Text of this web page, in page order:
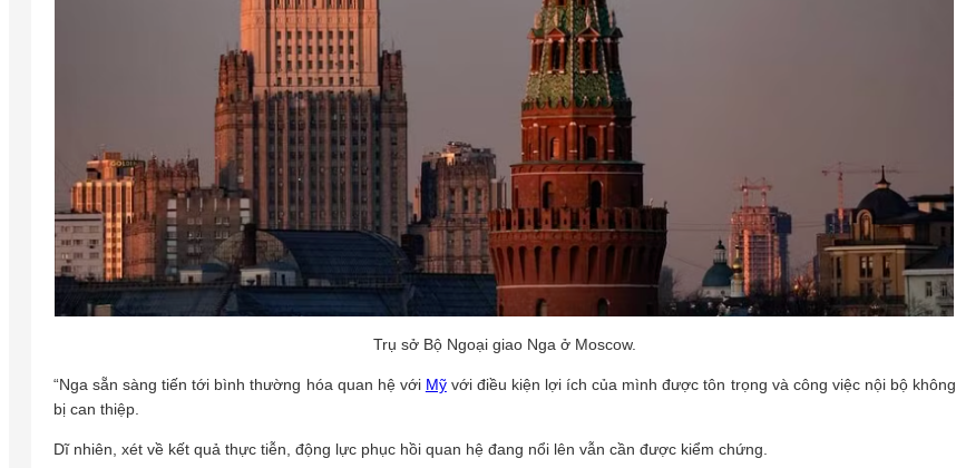
Trụ sở Bộ Ngoại giao Nga ở Moscow.
“Nga sẵn sàng tiến tới bình thường hóa quan hệ với Mỹvới điều kiện lợi ích của mình được tôn trọng và công việc nội bộ không
bị can thiệp.
Dĩ nhiên, xét về kết quả thực tiễn, động lực phục hồi quan hệ đang nổi lên vẫn cần được kiểm chứng.